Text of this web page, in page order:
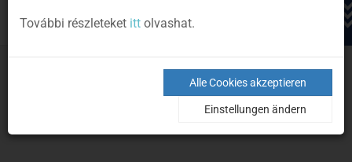
Nachrichten
További részleteket ittolvashat.
Alle Cookies akzeptieren
Einstellungen ändern